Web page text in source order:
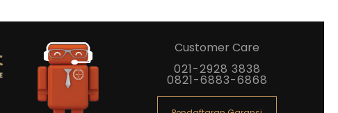
Customer Care
021-2928 3838
0821-6883-6868